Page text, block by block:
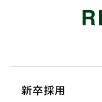
新卒採用